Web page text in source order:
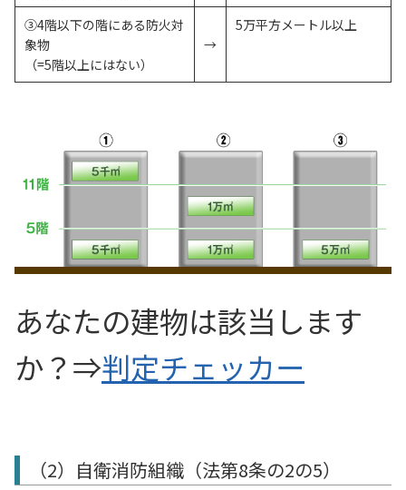
③4階以下の階にある防火対
象物
（=5階以上にはない）
→
5万平方メートル以上
あなたの建物は該当します
か？⇒判定チェッカー
（2）自衛消防組織（法第8条の2の5）